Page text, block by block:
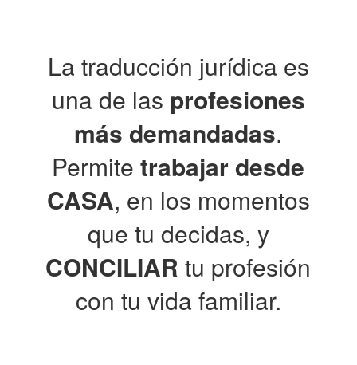
La traducción jurídica es
una de las profesiones
más demandadas.
Permitetrabajar desde
CASA, en los momentos
que tu decidas, y
CONCILIARtu profesión
con tu vida familiar.